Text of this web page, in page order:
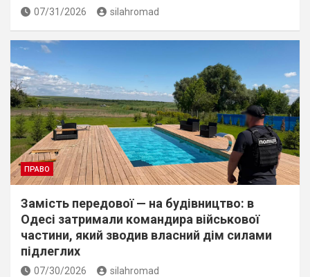
07/31/2026 silahromad
ПРАВО
Замість передової — на будівництво: в
Одесі затримали командира військової
частини, який зводив власний дім силами
підлеглих
07/30/2026 silahromad